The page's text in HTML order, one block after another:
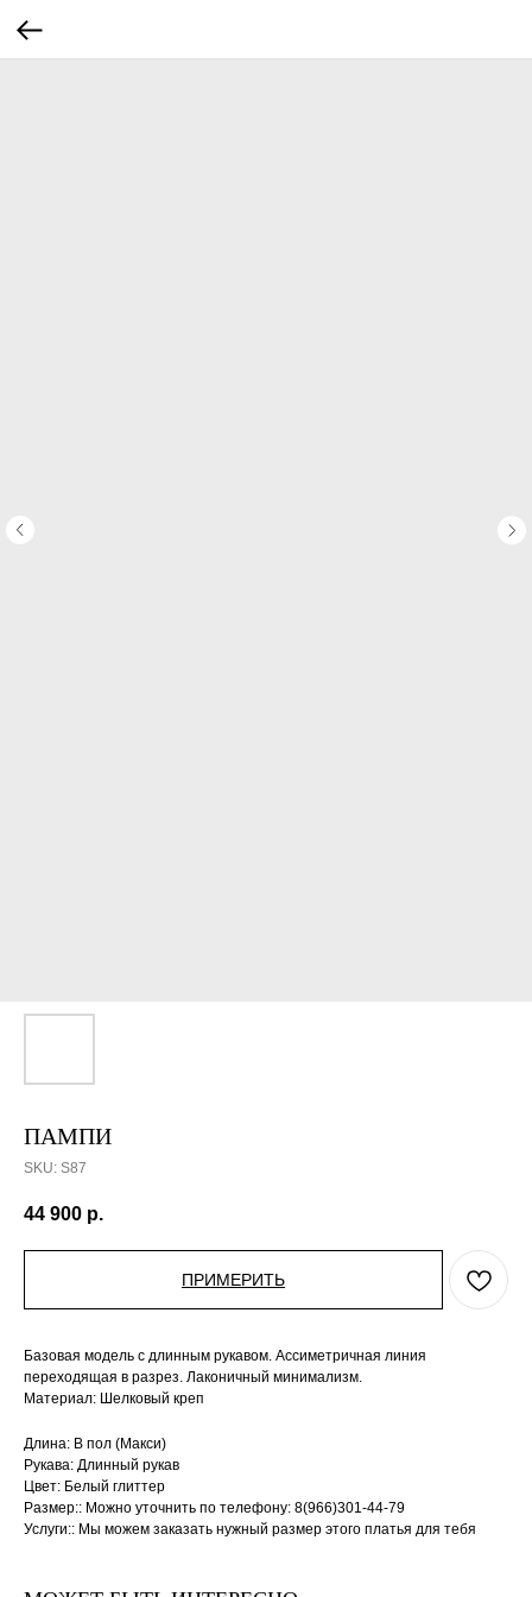
ПАМПИ
SKU: S87
44 900 р.
ПРИМЕРИТЬ
Базовая модель с длинным рукавом. Ассиметричная линия
переходящая в разрез. Лаконичный минимализм.
Материал: Шелковый креп
Длина: В пол (Макси)
Рукава: Длинный рукав
Цвет: Белый глиттер
Размер:: Можно уточнить по телефону: 8(966)301-44-79
Услуги:: Мы можем заказать нужный размер этого платья для тебя